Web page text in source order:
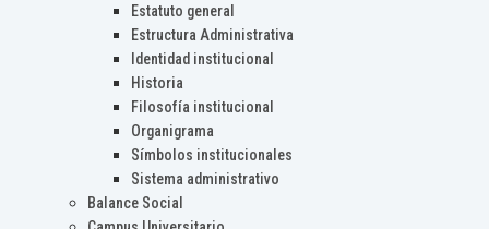
Estatuto general
Estructura Administrativa
Identidad institucional
Historia
Filosofía institucional
Organigrama
Símbolos institucionales
Sistema administrativo
Balance Social